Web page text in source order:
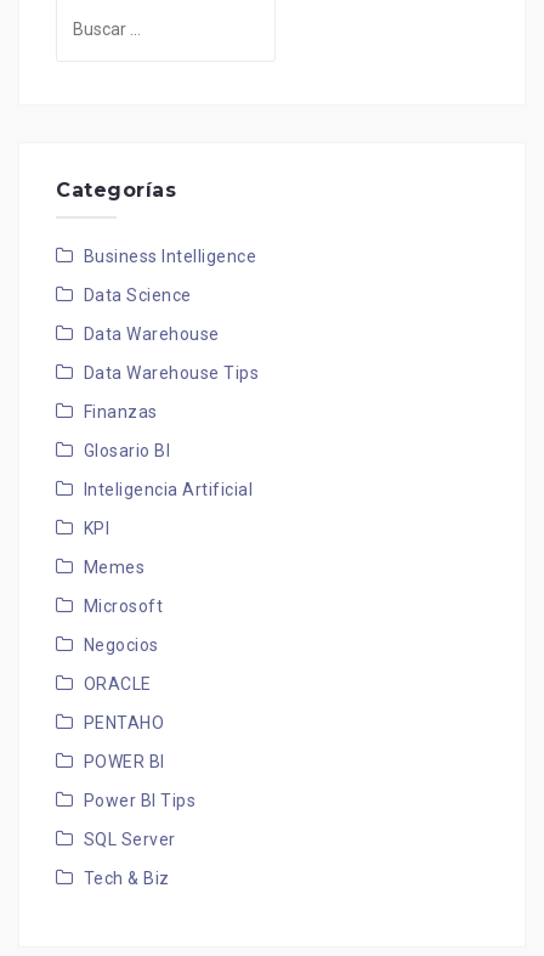
Categorías
Business Intelligence
Data Science
Data Warehouse
Data Warehouse Tips
Finanzas
Glosario BI
Inteligencia Artificial
KPI
Memes
Microsoft
Negocios
ORACLE
PENTAHO
POWER BI
Power BI Tips
SQL Server
Tech & Biz